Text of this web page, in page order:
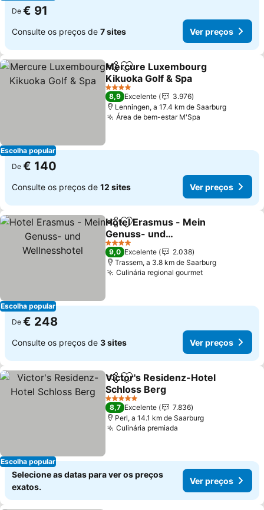
De € 91
Consulte os preços de 7 sites Ver preços
Escolha popular
PartilharAdicionar aos favoritos
Mercure Luxembourg
Kikuoka Golf & Spa
4 Estrelas
8,9 Excelente
3.976
Lenningen, a 17.4 km de Saarburg
Área de bem-estar M'Spa
De € 140
Consulte os preços de 12 sites Ver preços
Escolha popular
PartilharAdicionar aos favoritos
Hotel Erasmus - Mein
Genuss- und
Wellnesshotel
4 Estrelas
9,0 Excelente
2.038
Trassem, a 3.8 km de Saarburg
Culinária regional gourmet
De € 248
Consulte os preços de 3 sites Ver preços
Escolha popular
PartilharAdicionar aos favoritos
Victor's Residenz-Hotel
Schloss Berg
5 Estrelas
8,7 Excelente
7.836
Perl, a 14.1 km de Saarburg
Culinária premiada
Selecione as datas para ver os preços
exatos.
Ver preços